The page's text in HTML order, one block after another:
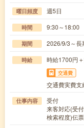
曜日頻度 週5日
時間 9:30～18:00
期間 2026/9/3～
時給 時給1700円
交通費
交通費実費支
仕事内容
受付
来客対応(受
検索程度)伝